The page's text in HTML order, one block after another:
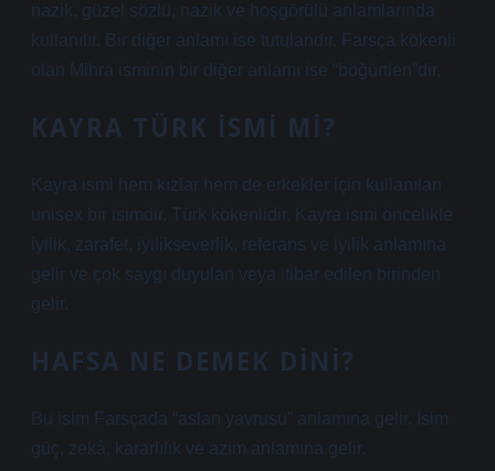
nazik, güzel sözlü, nazik ve hoşgörülü anlamlarında
kullanılır. Bir diğer anlamı ise tutulandır. Farsça kökenli
olan Mihra isminin bir diğer anlamı ise “böğürtlen”dir.
KAYRA TÜRK ISMI MI?
Kayra ismi hem kızlar hem de erkekler için kullanılan
unisex bir isimdir. Türk kökenlidir. Kayra ismi öncelikle
iyilik, zarafet, iyilikseverlik, referans ve iyilik anlamına
gelir ve çok saygı duyulan veya itibar edilen birinden
gelir.
HAFSA NE DEMEK DINI?
Bu isim Farsçada “aslan yavrusu” anlamına gelir. İsim
güç, zekâ, kararlılık ve azim anlamına gelir.